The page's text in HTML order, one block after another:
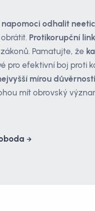
odhalit
Protikorupční
Pamatujte, že
pro efektivní boj proti
mírou
mít obrovský